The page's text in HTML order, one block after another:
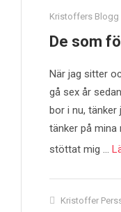
Kristoffers Blogg
De som
När jag sitter
gå sex år
bor i nu,
tänker på mina
stöttat mig …
Kristoffer